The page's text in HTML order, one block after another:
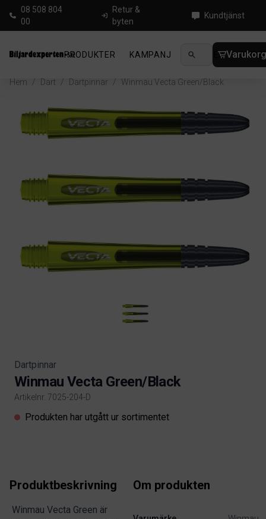
08 508 804
00
Retur &
byten
Kundtjänst
PRODUKTER KAMPANJ NYHETER
Hem / Dart / Dartpinnar / Winmau Vecta Green/Black
Dartpinnar
Winmau Vecta Green/Black
Artikelnr. 7025-204-D
Product information
Produkten har utgått ur sortimentet
Produktbeskrivning
Winmau Vecta Green är
Om produkten